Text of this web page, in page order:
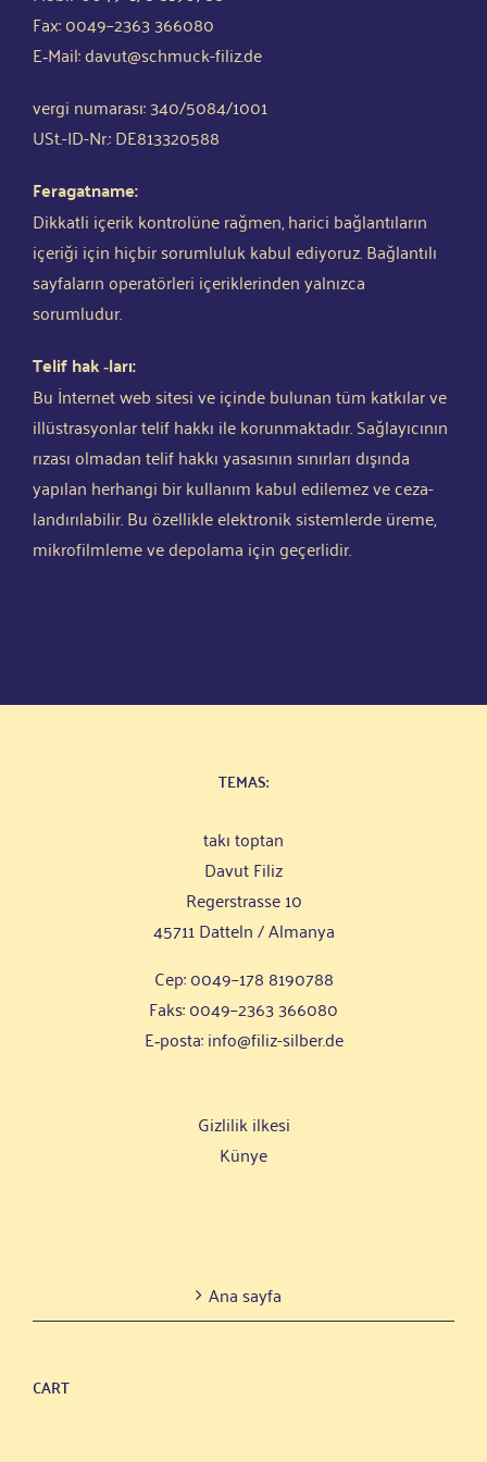
Fax: 0049–2363 366080
E‑Mail: davut@schmuck-filiz.de
ver­gi numa­rası: 340/5084/1001
USt.-ID-Nr.: DE813320588
Fera­ga­t­na­me:
Dik­kat­li içe­rik kon­trolü­ne rağ­men, hari­ci bağlan­tıların
içe­riği için hiç­bir sor­um­lu­luk kabul edi­yo­ruz. Bağlan­tılı
say­fa­ların ope­ra­tör­le­ri içe­riklerinden yal­nız­ca
sorumludur.
Telif hak ‑ları:
Bu İnt­ern­et web site­si ve için­de bul­un­an tüm kat­kılar ve
illüs­trasyon­lar telif hak­kı ile kor­un­m­akt­a­dır. Sağlayıcının
rız­ası olma­dan telif hak­kı yasasının sınırl­arı dışın­da
yapılan her­han­gi bir kul­lanım kabul edi­le­mez ve ceza­
lan­dırıla­bi­lir. Bu öze­l­lik­le elek­tro­nik sis­tem­ler­de üre­me,
mikro­film­le­me ve depo­la­ma için geçerlidir.
TEMAS:
takı top­tan
Davut Filiz
Reger­stras­se 10
45711 Dat­teln / Almanya
Cep: 0049–178 8190788
Faks: 0049–2363 366080
E‑posta:info@filiz-silber.de
Giz­li­lik ilkesi
Künye
Ana say­fa
CART